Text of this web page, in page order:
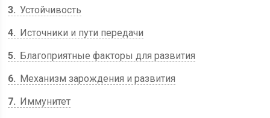
3 Устойчивость
4
Источники и пути передачи
5
Благоприятные факторы для развития
6
Механизм зарождения и развития
7
Иммунитет